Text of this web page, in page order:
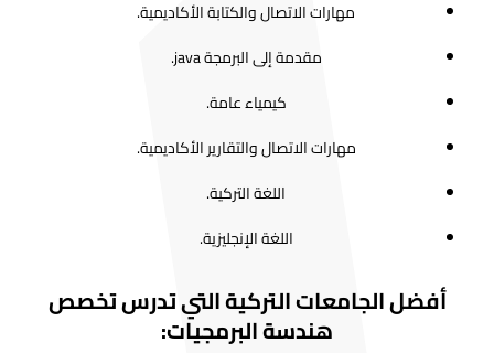
مهارات الاتصال والكتابة الأكاديمية.
مقدمة إلى البرمجة java.
كيمياء عامة.
مهارات الاتصال والتقارير الأكاديمية.
اللغة التركية.
اللغة الإنجليزية.
أفضل الجامعات التركية التي تدرس تخصص
هندسة البرمجيات: